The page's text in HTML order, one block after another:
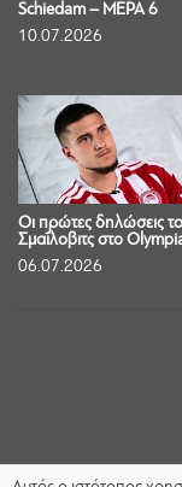
Schiedam – ΜΕΡΑ 6
10.07.2026
Οι πρώτες δηλώσεις
Σμαΐλοβιτς στο
06.07.2026